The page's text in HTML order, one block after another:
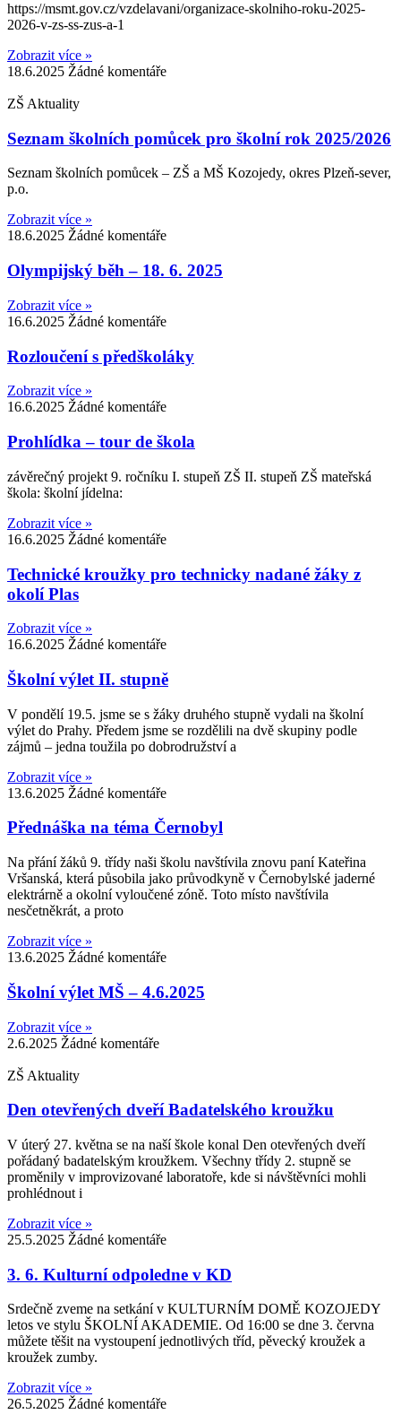
https://msmt.gov.cz/vzdelavani/organizace-skolniho-roku-2025-
2026-v-zs-ss-zus-a-1
Zobrazit více »
18.6.2025 Žádné komentáře
ZŠ Aktuality
Seznam školních pomůcek pro školní rok 2025/2026
Seznam školních pomůcek – ZŠ a MŠ Kozojedy, okres Plzeň-sever,
p.o.
Zobrazit více »
18.6.2025 Žádné komentáře
Olympijský běh – 18. 6. 2025
Zobrazit více »
16.6.2025 Žádné komentáře
Rozloučení s předškoláky
Zobrazit více »
16.6.2025 Žádné komentáře
Prohlídka – tour de škola
závěrečný projekt 9. ročníku I. stupeň ZŠ II. stupeň ZŠ mateřská
škola: školní jídelna:
Zobrazit více »
16.6.2025 Žádné komentáře
Technické kroužky pro technicky nadané žáky z
okolí Plas
Zobrazit více »
16.6.2025 Žádné komentáře
Školní výlet II. stupně
V pondělí 19.5. jsme se s žáky druhého stupně vydali na školní
výlet do Prahy. Předem jsme se rozdělili na dvě skupiny podle
zájmů – jedna toužila po dobrodružství a
Zobrazit více »
13.6.2025 Žádné komentáře
Přednáška na téma Černobyl
Na přání žáků 9. třídy naši školu navštívila znovu paní Kateřina
Vršanská, která působila jako průvodkyně v Černobylské jaderné
elektrárně a okolní vyloučené zóně. Toto místo navštívila
nesčetněkrát, a proto
Zobrazit více »
13.6.2025 Žádné komentáře
Školní výlet MŠ – 4.6.2025
Zobrazit více »
2.6.2025 Žádné komentáře
ZŠ Aktuality
Den otevřených dveří Badatelského kroužku
V úterý 27. května se na naší škole konal Den otevřených dveří
pořádaný badatelským kroužkem. Všechny třídy 2. stupně se
proměnily v improvizované laboratoře, kde si návštěvníci mohli
prohlédnout i
Zobrazit více »
25.5.2025 Žádné komentáře
3. 6. Kulturní odpoledne v KD
Srdečně zveme na setkání v KULTURNÍM DOMĚ KOZOJEDY
letos ve stylu ŠKOLNÍ AKADEMIE. Od 16:00 se dne 3. června
můžete těšit na vystoupení jednotlivých tříd, pěvecký kroužek a
kroužek zumby.
Zobrazit více »
26.5.2025 Žádné komentáře